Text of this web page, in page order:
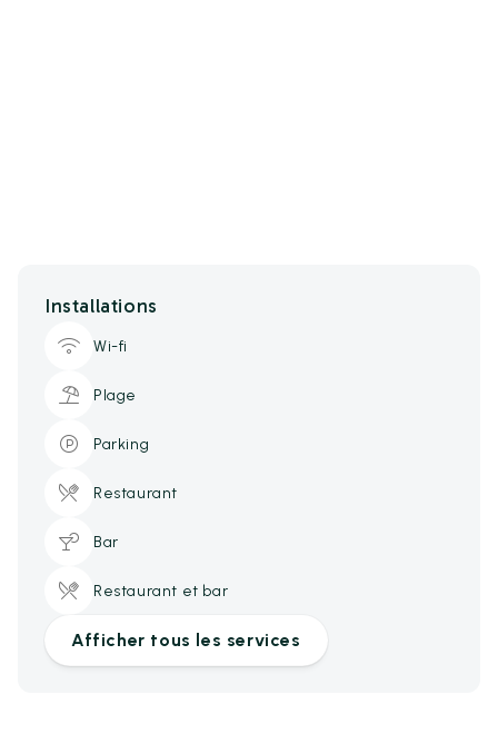
Installations
Wi-fi
Plage
Parking
Restaurant
Bar
Restaurant et bar
Afficher tous les services